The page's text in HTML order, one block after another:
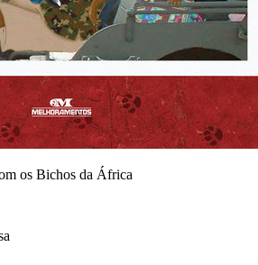
os Bichos da África